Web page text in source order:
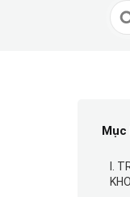
Tìm
Mục
I.